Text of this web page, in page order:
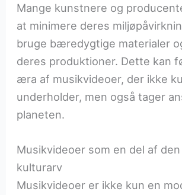
Mange kunstnere og
at minimere deres
bruge bæredygtige materialer
deres produktioner. Dette kan
æra af musikvideoer, der ikke
underholder, men også tager
planeten.
Musikvideoer som en del af
kulturarv
Musikvideoer er ikke kun en